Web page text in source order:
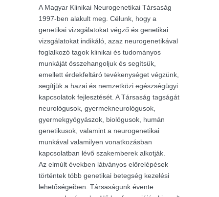
A Magyar Klinikai Neurogenetikai Társaság
1997-ben alakult meg. Célunk, hogy a
genetikai vizsgálatokat végző és genetikai
vizsgálatokat indikáló, azaz neurogenetikával
foglalkozó tagok klinikai és tudományos
munkáját összehangoljuk és segítsük,
emellett érdekfeltáró tevékenységet végzünk,
segítjük a hazai és nemzetközi egészségügyi
kapcsolatok fejlesztését. A Társaság tagságát
neurológusok, gyermekneurológusok,
gyermekgyógyászok, biológusok, humán
genetikusok, valamint a neurogenetikai
munkával valamilyen vonatkozásban
kapcsolatban lévő szakemberek alkotják.
Az elmúlt években látványos előrelépések
történtek több genetikai betegség kezelési
lehetőségeiben. Társaságunk évente